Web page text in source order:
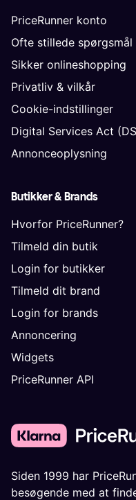
PriceRunner konto
Ofte stillede spørgsmål
Sikker onlineshopping
Privatliv & vilkår
Cookie-indstillinger
Digital Services Act
Annonceoplysning
Butikker & Brands
Hvorfor PriceRunner?
Tilmeld din butik
Login for butikker
Tilmeld dit brand
Login for brands
Annoncering
Widgets
PriceRunner API
Siden 1999 har
besøgende med at